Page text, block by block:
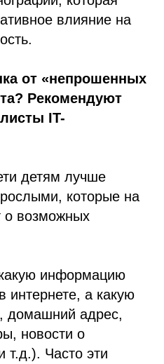
влияние на
от «непрошенных
Рекомендуют
IT-
детям лучше
которые на
о возможных
информацию
интернете, а какую
домашний адрес,
новости о
т.д.). Часто эти